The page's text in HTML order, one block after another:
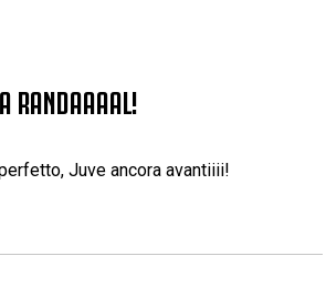
RANDAAAAL!
Juve ancora avantiiii!